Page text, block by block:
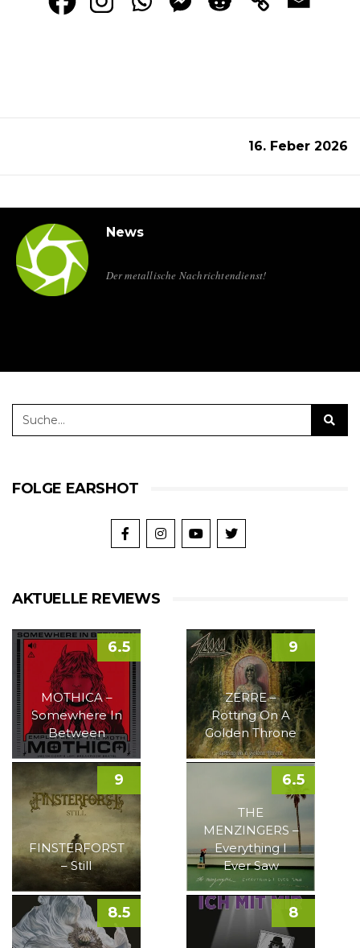
16. Feber 2026
News
Der metallische Nachrichtendienst!
FOLGE EARSHOT
AKTUELLE REVIEWS
MOTHICA –
Somewhere In
Between
6.5
ZERRE –
Rotting On A
Golden Throne
9
FINSTERFORST
– Still
9
THE
MENZINGERS –
Everything I
Ever Saw
6.5
8.5 8